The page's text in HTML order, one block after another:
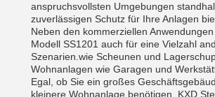
anspruchsvollsten Umgebungen
zuverlässigen Schutz für Ihre Anlagen
Neben den kommerziellen
Modell SS1201 auch für eine Vielzahl
Szenarien.wie Scheunen und
Wohnanlagen wie Garagen und
Egal, ob Sie ein großes
kleinere Wohnanlage benötigen, KXD